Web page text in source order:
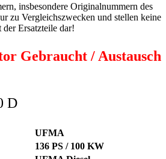
insbesondere Originalnummern des
zu Vergleichszwecken und stellen keine
Ersatzteile dar!
Gebraucht / Austausch
D
UFMA
136 PS / 100 KW